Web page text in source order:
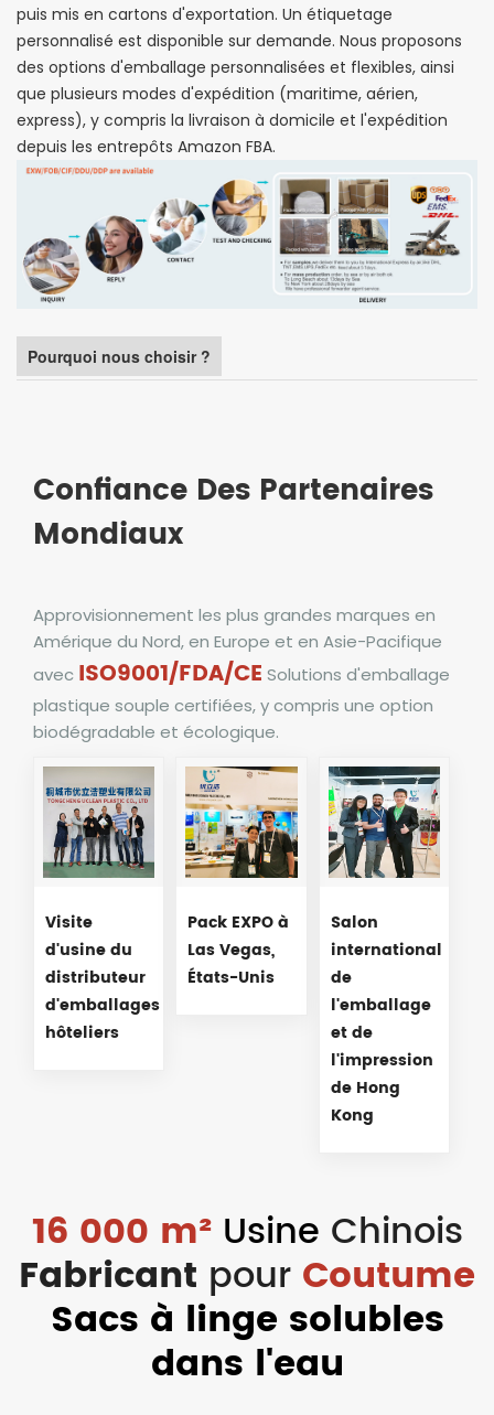
puis mis en cartons d'exportation. Un étiquetage
personnalisé est disponible sur demande. Nous proposons
des options d'emballage personnalisées et flexibles, ainsi
que plusieurs modes d'expédition (maritime, aérien,
express), y compris la livraison à domicile et l'expédition
depuis les entrepôts Amazon FBA.
Pourquoi nous choisir ?
Confiance Des Partenaires
Mondiaux
Approvisionnement les plus grandes marques en
Amérique du Nord, en Europe et en Asie-Pacifique
avec ISO9001/FDA/CE Solutions d'emballage
plastique souple certifiées, y compris une option
biodégradable et écologique.
Visite
d'usine du
distributeur
d'emballages
hôteliers
Pack EXPO à
Las Vegas,
États-Unis
Salon
international
de
l'emballage
et de
l'impression
de Hong
Kong
16 000 m² Usine Chinois
Fabricant pour Coutume
Sacs à linge solubles
dans l'eau